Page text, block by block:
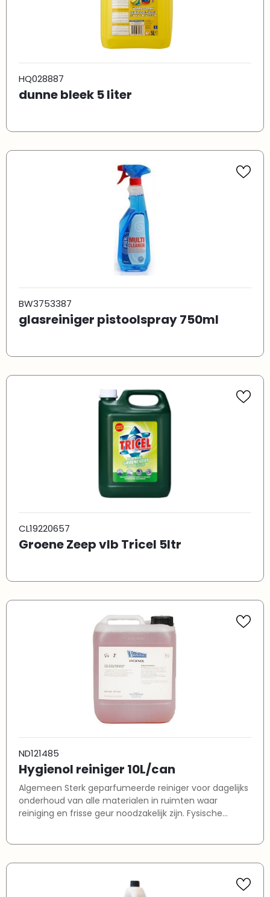
HQ028887
dunne bleek 5 liter
BW3753387
glasreiniger pistoolspray 750ml
CL19220657
Groene Zeep vlb Tricel 5ltr
ND121485
Hygienol reiniger 10L/can
Algemeen Sterk geparfumeerde reiniger voor dagelijks
onderhoud van alle materialen in ruimten waar
reiniging en frisse geur noodzakelijk zijn. Fysische
spoelwagens en groencontainers in
winkel- en wijkcentra, zieken- en verzorgingshuizen en